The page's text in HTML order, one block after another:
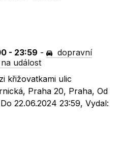
- 23:59 -
dopravní
událost
křižovatkami ulic
Praha 20, Praha, Od
22.06.2024 23:59, Vydal: